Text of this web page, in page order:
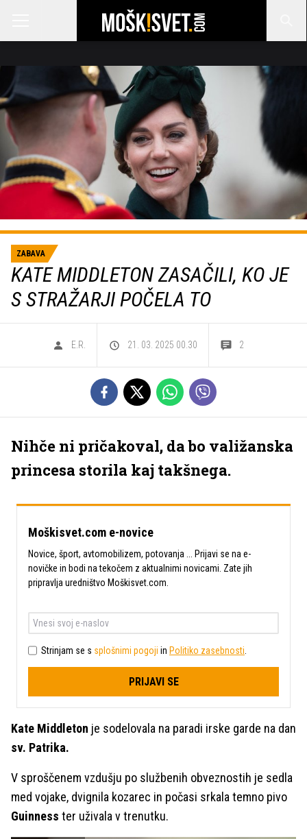
ZABAVA
KATE MIDDLETON ZASAČILI, KO JE
S STRAŽARJI POČELA TO
E.R. 21. 03. 2025 00.30 2
Nihče ni pričakoval, da bo valižanska
princesa storila kaj takšnega.
Moškisvet.com e-novice
Novice, šport, avtomobilizem, potovanja ... Prijavi se na e-
novičke in bodi na tekočem z aktualnimi novicami. Zate jih
pripravlja uredništvo Moškisvet.com.
Strinjam se s splošnimi pogoji in Politiko zasebnosti
PRIJAVI SE
Kate Middleton je sodelovala na paradi irske garde na dan
sv. Patrika.
V sproščenem vzdušju po službenih obveznostih je sedla
med vojake, dvignila kozarec in počasi srkala temno pivo
Guinness ter uživala v trenutku.